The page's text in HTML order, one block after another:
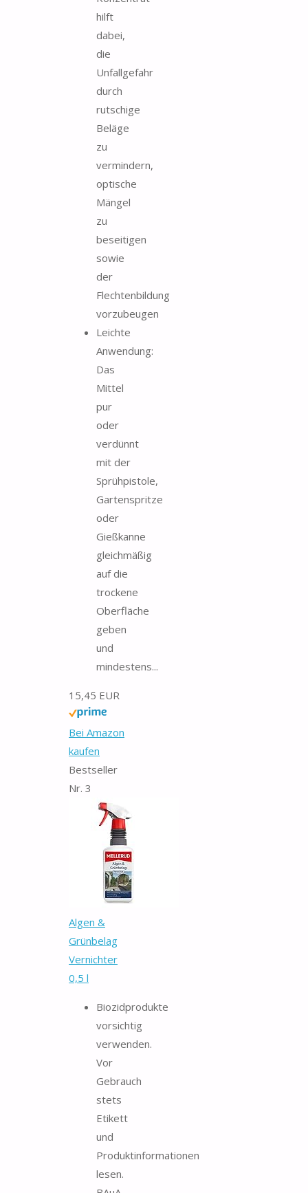
hilft
dabei,
die
Unfallgefahr
durch
rutschige
Beläge
zu
vermindern,
optische
Mängel
zu
beseitigen
sowie
der
Flechtenbildung
vorzubeugen
Leichte
Anwendung:
Das
Mittel
pur
oder
verdünnt
mit der
Sprühpistole,
Gartenspritze
oder
Gießkanne
gleichmäßig
auf die
trockene
Oberfläche
geben
und
mindestens...
15,45 EUR
Bei Amazon
kaufen
Bestseller
Nr. 3
Algen &
Grünbelag
Vernichter
0,5 l
Biozidprodukte
vorsichtig
verwenden.
Vor
Gebrauch
stets
Etikett
und
Produktinformationen
lesen.